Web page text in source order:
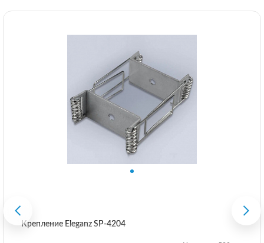
Крепление Eleganz SP-4204